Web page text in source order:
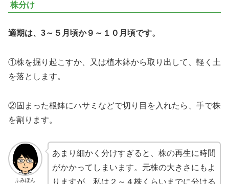
株分け
適期は、3～５月頃か９～１０月頃です。
①株を掘り起こすか、又は植木鉢から取り出して、軽く土
を落とします。
②固まった根鉢にハサミなどで切り目を入れたら、手で株
を割ります。
ふみぽん
あまり細かく分けすぎると、株の再生に時間
がかかってしまいます。元株の大きさにもよ
りますが、私は２～４株くらいまでに分ける